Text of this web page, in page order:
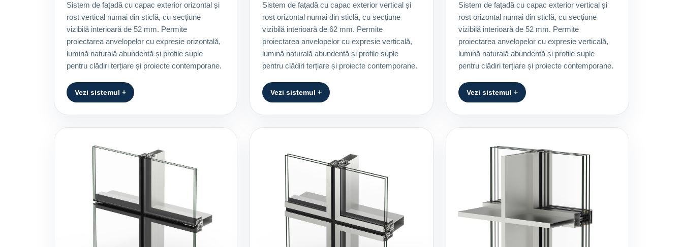
Sistem de fațadă cu capac exterior orizontal și
rost vertical numai din sticlă, cu secțiune
vizibilă interioară de 52 mm. Permite
proiectarea anvelopelor cu expresie orizontală,
lumină naturală abundentă și profile suple
pentru clădiri terțiare și proiecte contemporane.
Vezi sistemul +
Sistem de fațadă cu capac exterior vertical și
rost orizontal numai din sticlă, cu secțiune
vizibilă interioară de 62 mm. Permite
proiectarea anvelopelor cu expresie verticală,
lumină naturală abundentă și profile suple
pentru clădiri terțiare și proiecte contemporane.
Vezi sistemul +
Sistem de fațadă cu capac exterior vertical și
rost orizontal numai din sticlă, cu secțiune
vizibilă interioară de 52 mm. Permite
proiectarea anvelopelor cu expresie verticală,
lumină naturală abundentă și profile suple
pentru clădiri terțiare și proiecte contemporane.
Vezi sistemul +